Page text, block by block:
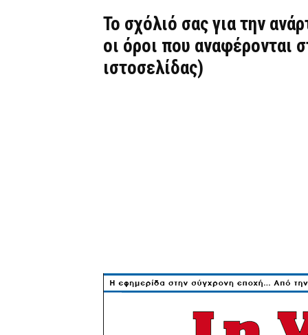
Το σχόλιό σας για την
οι όροι που αναφέρονται
ιστοσελίδας)